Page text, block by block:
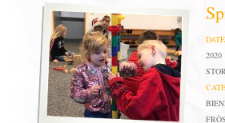
2020